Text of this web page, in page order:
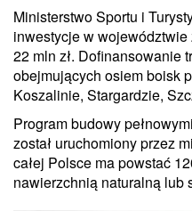
Ministerstwo Sportu i
inwestycje w
22 mln zł. Dofinansowanie
obejmujących osiem boisk
Koszalinie, Stargardzie,
Program budowy
został uruchomiony przez
całej Polsce ma powstać
nawierzchnią naturalną lub